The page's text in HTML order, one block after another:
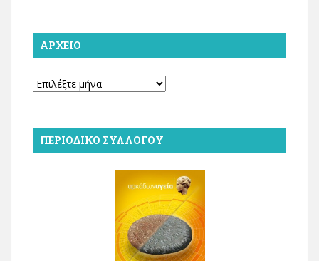
ΑΡΧΕΊΟ
Αρχείο
ΠΕΡΙΟΔΙΚΌ ΣΥΛΛΌΓΟΥ